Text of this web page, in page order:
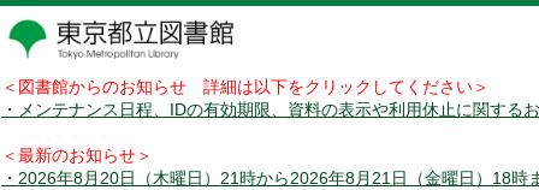
＜図書館からのお知らせ 詳細は以下をクリックしてください＞
・メンテナンス日程、IDの有効期限、資料の表示や利用休止に関する
＜最新のお知らせ＞
・2026年8月20日（木曜日）21時から2026年8月21日（金曜日）18時